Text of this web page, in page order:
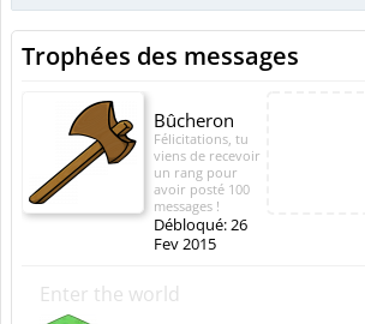
Trophées des messages
Bûcheron
Félicitations, tu
viens de recevoir
un rang pour
avoir posté 100
messages !
Débloqué:26
Fev 2015
Enter the world